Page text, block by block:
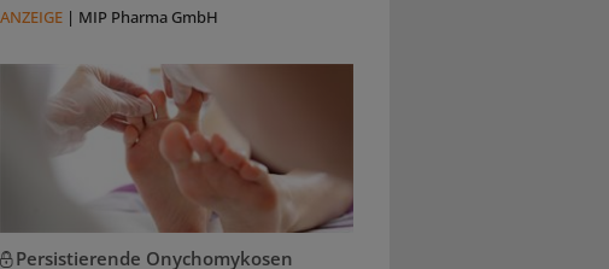
ANZEIGE| MIP Pharma GmbH
Persistierende Onychomykosen